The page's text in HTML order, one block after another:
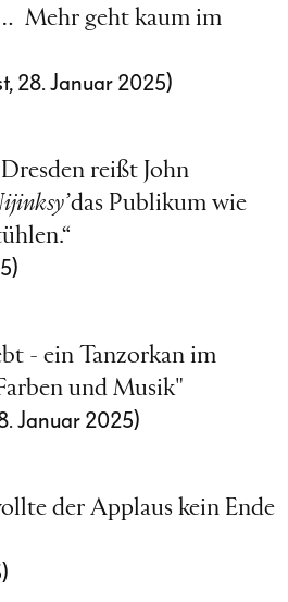
Mehr geht kaum im
28. Januar 2025)
reißt John
das Publikum wie
- ein Tanzorkan im
und Musik"
Januar 2025)
der Applaus kein Ende